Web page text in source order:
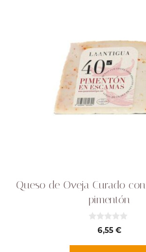
Queso de Oveja Curado
pimentón
6,55 €